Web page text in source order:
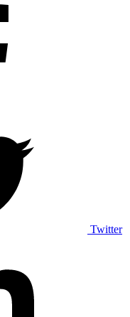
Twitter